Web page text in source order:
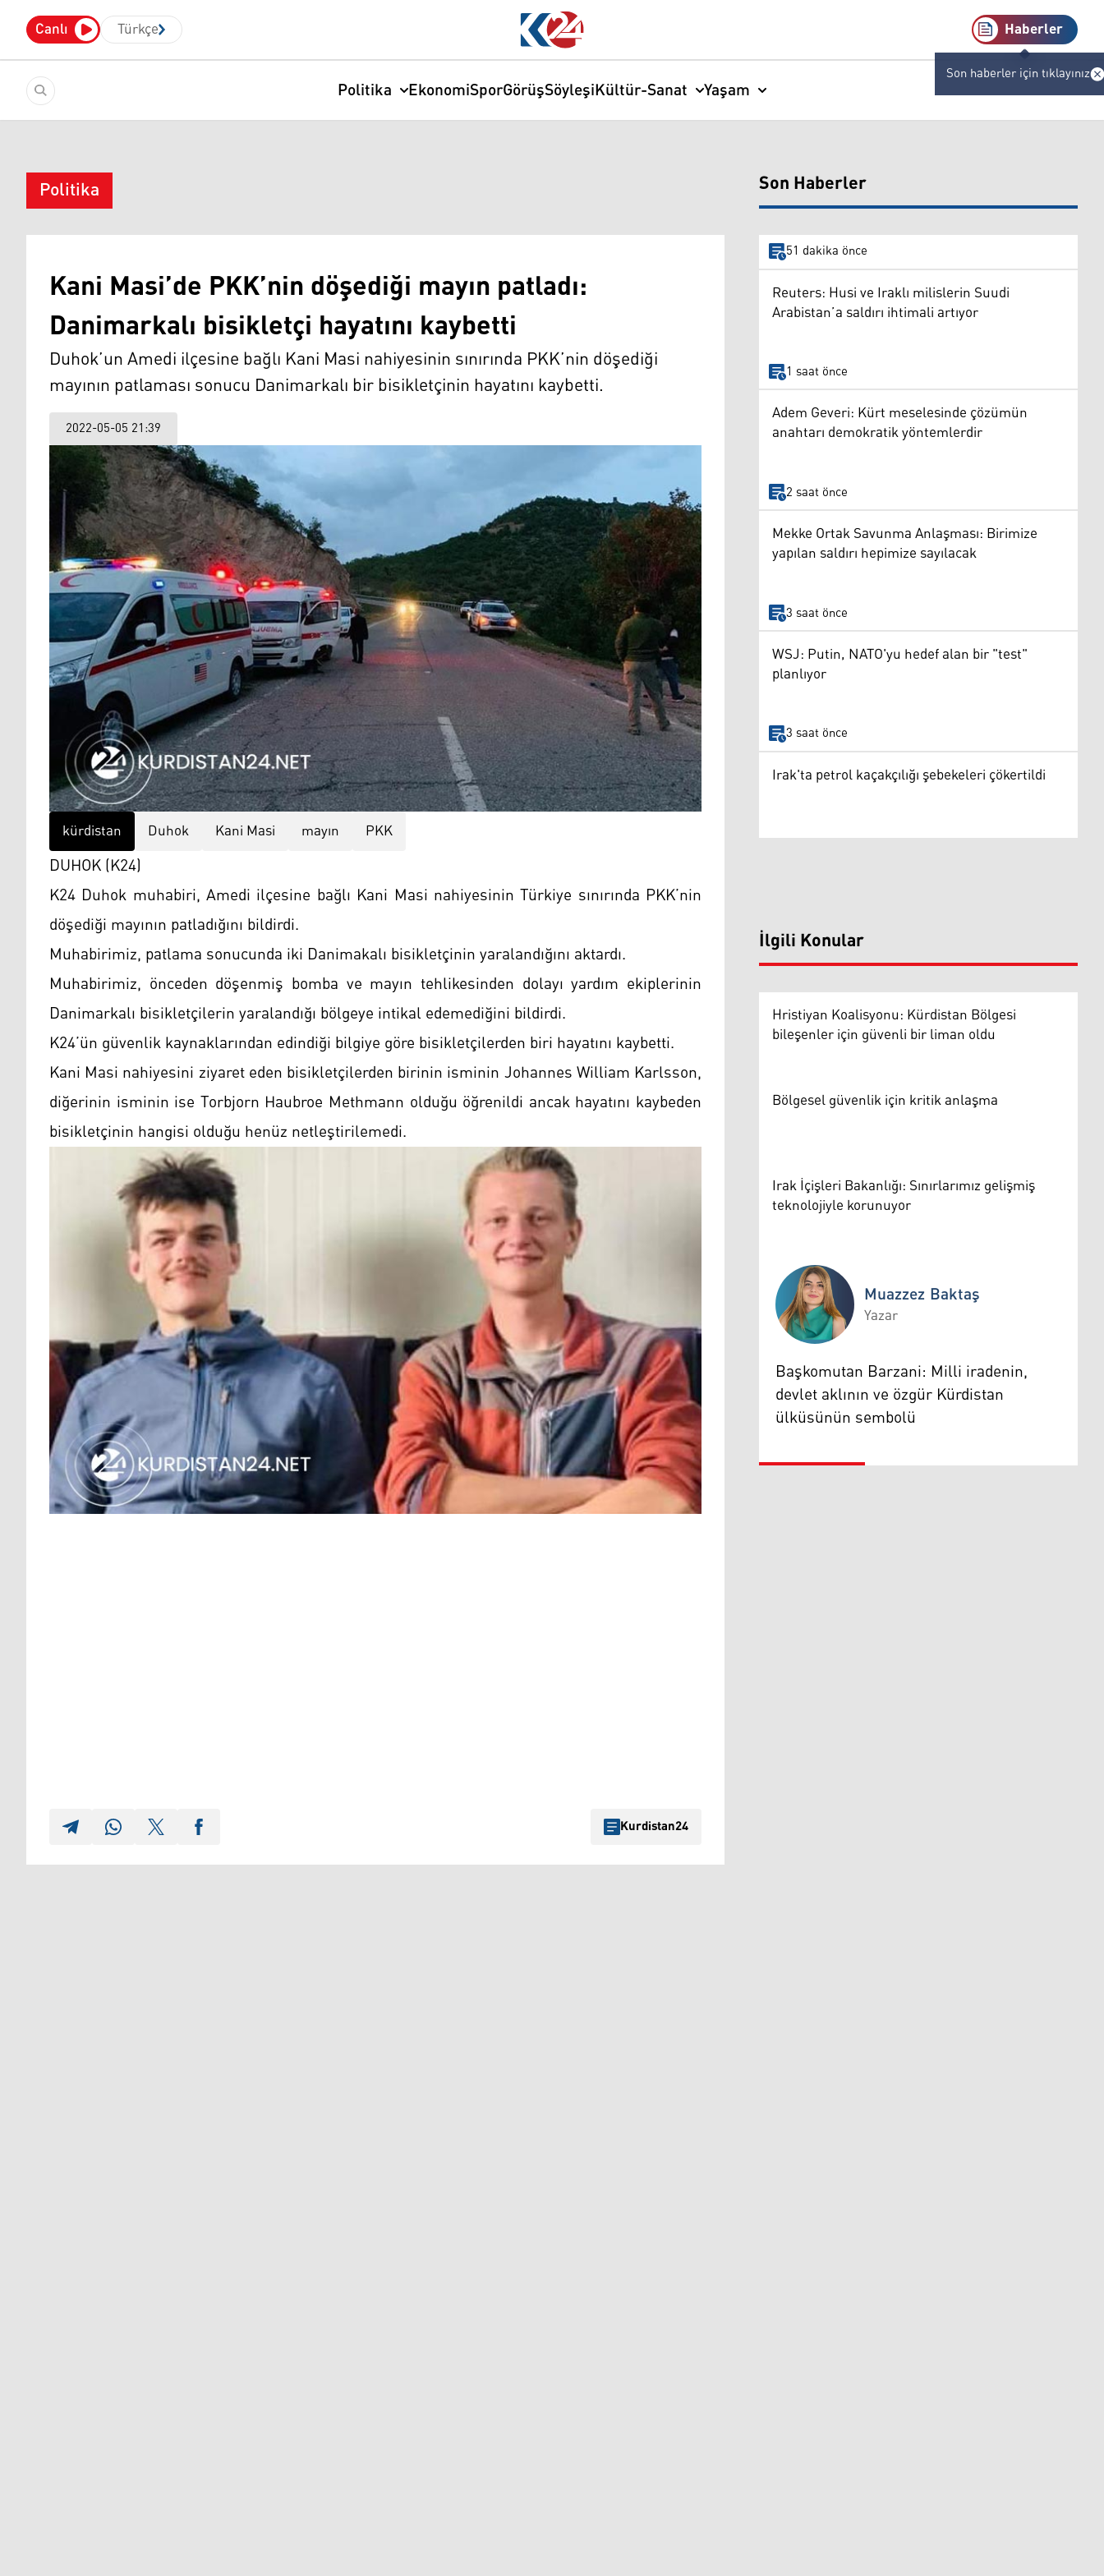
Canlı Türkçe Haberler
Son haberler için tıklayınız
Politika EkonomiSporGörüşSöyleşiKültür-Sanat Yaşam
Politika
Kani Masi’de PKK’nin döşediği mayın patladı:
Danimarkalı bisikletçi hayatını kaybetti
Duhok’un Amedi ilçesine bağlı Kani Masi nahiyesinin sınırında PKK’nin döşediği
mayının patlaması sonucu Danimarkalı bir bisikletçinin hayatını kaybetti.
2022-05-05 21:39
kürdistan Duhok Kani Masi mayın PKK
DUHOK (K24)
K24 Duhok muhabiri, Amedi ilçesine bağlı Kani Masi nahiyesinin Türkiye sınırında PKK’nin
döşediği mayının patladığını bildirdi.
Muhabirimiz, patlama sonucunda iki Danimakalı bisikletçinin yaralandığını aktardı.
Muhabirimiz, önceden döşenmiş bomba ve mayın tehlikesinden dolayı yardım ekiplerinin
Danimarkalı bisikletçilerin yaralandığı bölgeye intikal edemediğini bildirdi.
K24’ün güvenlik kaynaklarından edindiği bilgiye göre bisikletçilerden biri hayatını kaybetti.
Kani Masi nahiyesini ziyaret eden bisikletçilerden birinin isminin Johannes William Karlsson,
diğerinin isminin ise Torbjorn Haubroe Methmann olduğu öğrenildi ancak hayatını kaybeden
bisikletçinin hangisi olduğu henüz netleştirilemedi.
Kurdistan24
Son Haberler
51 dakika önce
Reuters: Husi ve Iraklı milislerin Suudi
Arabistan’a saldırı ihtimali artıyor
1 saat önce
Adem Geveri: Kürt meselesinde çözümün
anahtarı demokratik yöntemlerdir
2 saat önce
Mekke Ortak Savunma Anlaşması: Birimize
yapılan saldırı hepimize sayılacak
3 saat önce
WSJ: Putin, NATO'yu hedef alan bir "test"
planlıyor
3 saat önce
Irak'ta petrol kaçakçılığı şebekeleri çökertildi
İlgili Konular
Hristiyan Koalisyonu: Kürdistan Bölgesi
bileşenler için güvenli bir liman oldu
Bölgesel güvenlik için kritik anlaşma
Irak İçişleri Bakanlığı: Sınırlarımız gelişmiş
teknolojiyle korunuyor
Muazzez Baktaş
Muazzez Baktaş
Yazar
Başkomutan Barzani: Milli iradenin,
devlet aklının ve özgür Kürdistan
ülküsünün sembolü